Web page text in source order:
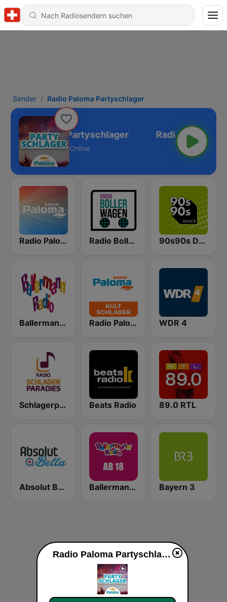
Sender Radio Paloma Partyschlager
Radio Paloma Partyschlager
Online
Radio Paloma Radio Bollerwagen 90s90s Dance
Ballermann Radio Radio Paloma Kultschlager WDR 4
Schlagerparadies Beats Radio 89.0 RTL
Absolut Bella Ballermann Radio - Ab 18 Bayern 3
Radio Paloma Partyschlager live